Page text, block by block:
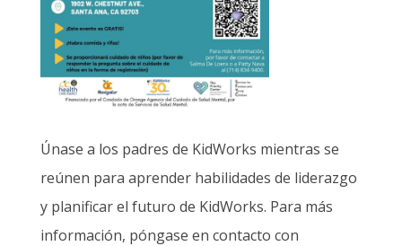
Únase a los padres de KidWorks mientras se
reúnen para aprender habilidades de liderazgo
y planificar el futuro de KidWorks. Para más
información, póngase en contacto con